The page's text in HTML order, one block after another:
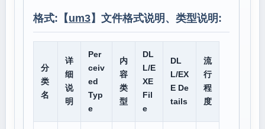
格式:【um3】文件格式说明、类型说明:
分
类
名
详
细
说
明
Per
ceiv
ed
Typ
e
内
容
类
型
DL
L/E
XE
Fil
e
DL
L/EX
E De
tails
流
行
程
度